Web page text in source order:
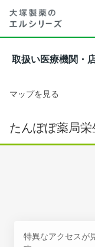
取扱い医療機関・
マップを見る
たんぽぽ薬局
特異なアクセスが